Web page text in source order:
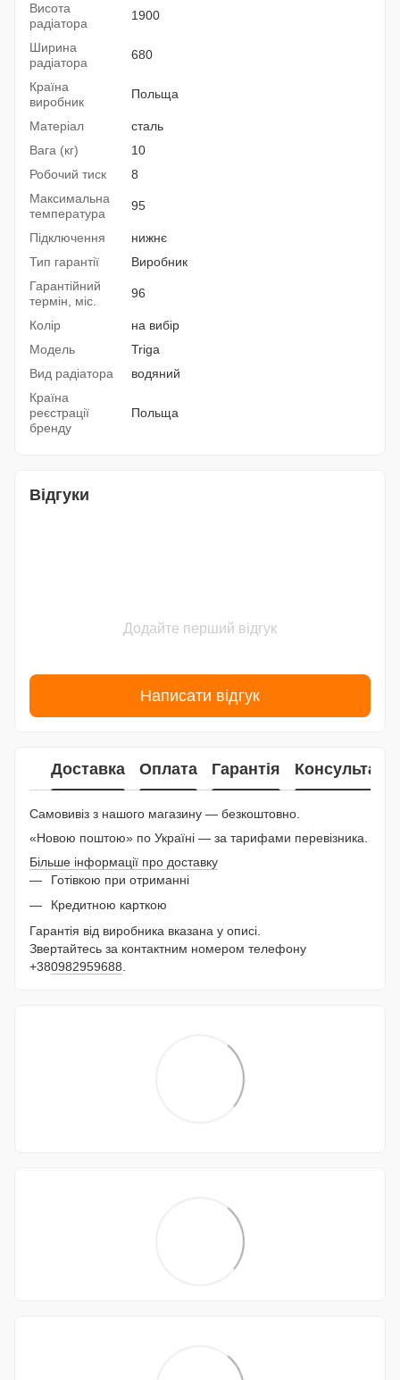
Висота
радіатора
1900
Ширина
радіатора
680
Країна
виробник
Польща
Матеріал
сталь
Вага (кг)
10
Робочий тиск
8
Максимальна
температура
95
Підключення
нижнє
Тип гарантії
Виробник
Гарантійний
термін, міс.
96
Колір
на вибір
Модель
Triga
Вид радіатора
водяний
Країна
реєстрації
бренду
Польща
Відгуки
Додайте перший відгук
Написати відгук
Доставка Оплата Гарантія Консультація
Самовивіз з нашого магазину — безкоштовно.
«Новою поштою» по Україні — за тарифами перевізника.
Більше інформації про доставку
Готівкою при отриманні
Кредитною карткою
Гарантія від виробника вказана у описі.
Звертайтесь за контактним номером телефону
+380982959688